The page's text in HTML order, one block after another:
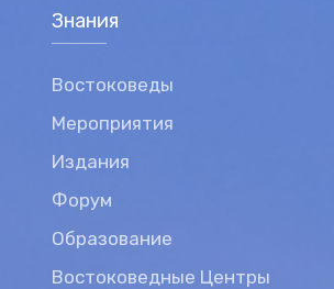
Знания
Востоковеды
Мероприятия
Издания
Форум
Образование
Востоковедные Центры